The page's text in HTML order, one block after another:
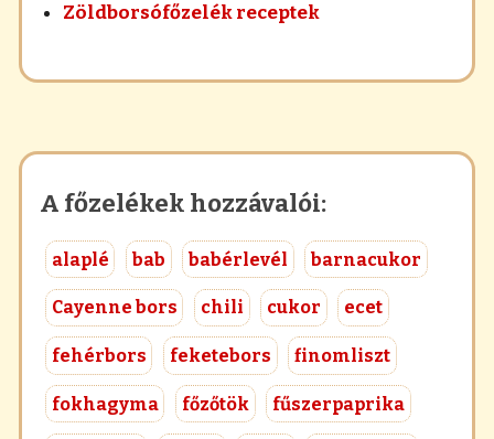
Zöldborsófőzelék receptek
A főzelékek hozzávalói:
alaplé bab babérlevél barnacukor
Cayenne bors chili cukor ecet
fehérbors feketebors finomliszt
fokhagyma főzőtök fűszerpaprika